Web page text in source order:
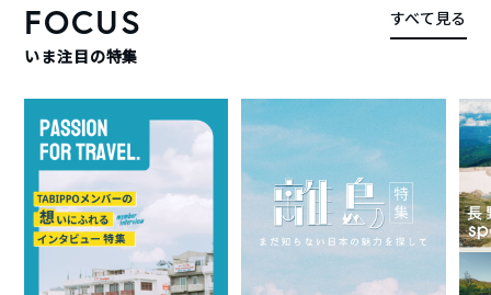
FOCUS
いま注目の特集
すべて見る